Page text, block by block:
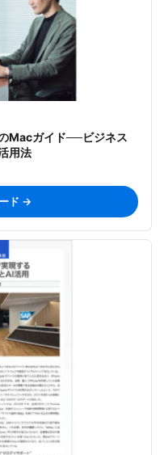
Macガイド──ビジネス
用法
ド →